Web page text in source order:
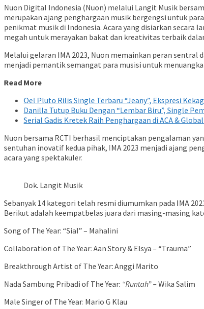
Nuon Digital Indonesia (Nuon) melalui Langit Musik
merupakan ajang penghargaan musik bergengsi untuk
penikmat musik di Indonesia. Acara yang disiarkan
megah untuk merayakan bakat dan kreativitas terbaik
Melalui gelaran IMA 2023, Nuon memainkan peran
menjadi pemantik semangat para musisi untuk
Read More
Oel Pluto Rilis Single Terbaru “Jeany”, Ekspresi
Danilla Tutup Buku Dengan “Lembar Biru”, Single
Serial Gadis Kretek Raih Penghargaan di ACA &
Nuon bersama RCTI berhasil menciptakan pengalaman
sentuhan inovatif kedua pihak, IMA 2023 menjadi ajang
acara yang spektakuler.
Dok. Langit Musik
Sebanyak 14 kategori telah resmi diumumkan pada IMA
Berikut adalah keempatbelas juara dari masing-masing
Song of The Year: “Sial” – Mahalini
Collaboration of The Year: Aan Story & Elsya – “Trauma”
Breakthrough Artist of The Year: Anggi Marito
Nada Sambung Pribadi of The Year: “Runtah”– Wika Salim
Male Singer of The Year: Mario G Klau